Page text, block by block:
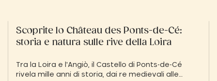
Scoprite lo Château des Ponts-de-Cé:
storia e natura sulle rive della Loira
Tra la Loira e l'Angiò, il Castello di Ponts-de-Cé
rivela mille anni di storia, dai re medievali alle